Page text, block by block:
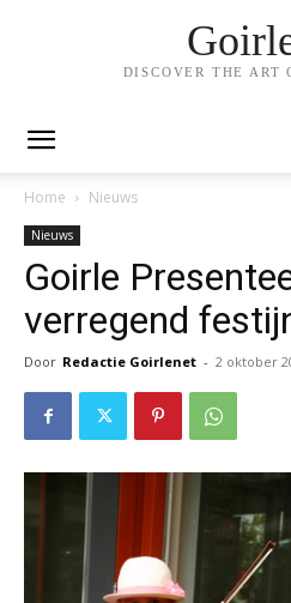
DISCOVER THE ART
Home Nieuws
Nieuws
Goirle
verregend
Door Redactie Goirlenet - 2 oktober